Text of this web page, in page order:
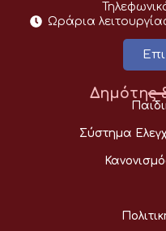
Ωράρια
Δημότης
Σύστημα